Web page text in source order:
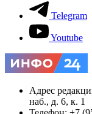
Telegram
Youtube
Адрес
наб., д. 6, к. 1